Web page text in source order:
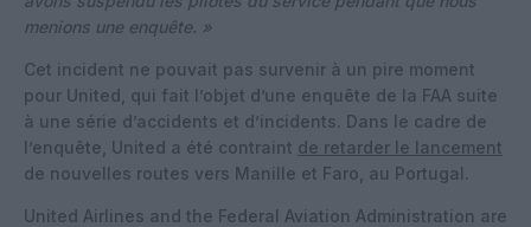
menions une enquête. »
Cet incident ne pouvait pas survenir à un pire moment
pour United, qui fait l’objet d’une enquête de la FAA suite
à une série d’accidents et d’incidents. Dans le cadre de
l’enquête, United a été contraint de retarder le lancement
de nouvelles routes vers Manille et Faro, au Portugal.
United Airlines and the Federal Aviation Administration are